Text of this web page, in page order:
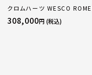
クロムハーツ WESCO ROMEO レ
ザー ダガー ブーツ ブラック 8
308,000円 (税込)